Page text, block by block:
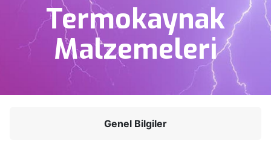
Termokaynak
Malzemeleri
Genel Bilgiler